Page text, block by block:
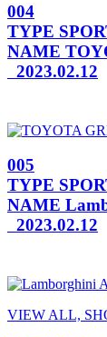
004
TYPE
NAME
2023.02.12
005
TYPE
NAME
2023.02.12
VIEW ALL,